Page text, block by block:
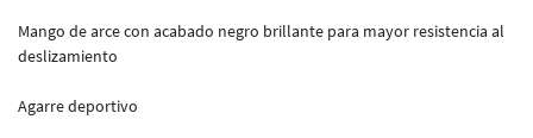
Mango de arce con acabado negro brillante para mayor resistencia al
deslizamiento
Agarre deportivo